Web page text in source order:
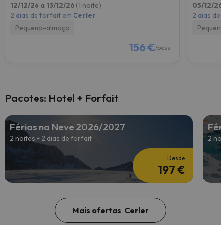
12/12/26 a 13/12/26 (1 noite)
2 dias de forfait em Cerler
Pequeno-almoço
156 €/pess.
05/12/
2 dias
Pacotes: Hotel + Forfait
Férias na Neve 2026/2027
2 noites + 2 dias de forfait
Desde
197 €
2
Mais ofertas Cerler